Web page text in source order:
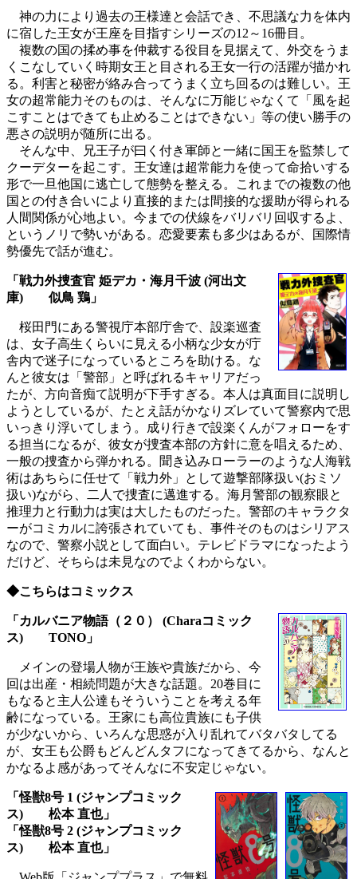
神の力により過去の王様達と会話でき、不思議な力を体内
に宿した王女が王座を目指すシリーズの12～16冊目。
複数の国の揉め事を仲裁する役目を見据えて、外交をうま
くこなしていく時期女王と目される王女一行の活躍が描かれ
る。利害と秘密が絡み合ってうまく立ち回るのは難しい。王
女の超常能力そのものは、そんなに万能じゃなくて「風を起
こすことはできても止めることはできない」等の使い勝手の
悪さの説明が随所に出る。
そんな中、兄王子が曰く付き軍師と一緒に国王を監禁して
クーデターを起こす。王女達は超常能力を使って命拾いする
形で一旦他国に逃亡して態勢を整える。これまでの複数の他
国との付き合いにより直接的または間接的な援助が得られる
人間関係が心地よい。今までの伏線をバリバリ回収するよ、
というノリで勢いがある。恋愛要素も多少はあるが、国際情
勢優先で話が進む。
「戦力外捜査官 姫デカ・海月千波 (河出文
庫) 似鳥 鶏」
桜田門にある警視庁本部庁舎で、設楽巡査
は、女子高生くらいに見える小柄な少女が庁
舎内で迷子になっているところを助ける。な
んと彼女は「警部」と呼ばれるキャリアだっ
たが、方向音痴て説明が下手すぎる。本人は真面目に説明し
ようとしているが、たとえ話がかなりズレていて警察内で思
いっきり浮いてしまう。成り行きで設楽くんがフォローをす
る担当になるが、彼女が捜査本部の方針に意を唱えるため、
一般の捜査から弾かれる。聞き込みローラーのような人海戦
術はあちらに任せて「戦力外」として遊撃部隊扱い(おミソ
扱い)ながら、二人で捜査に邁進する。海月警部の観察眼と
推理力と行動力は実は大したものだった。警部のキャラクタ
ーがコミカルに誇張されていても、事件そのものはシリアス
なので、警察小説として面白い。テレビドラマになったよう
だけど、そちらは未見なのでよくわからない。
◆こちらはコミックス
「カルバニア物語（２０） (Charaコミック
ス) TONO」
メインの登場人物が王族や貴族だから、今
回は出産・相続問題が大きな話題。20巻目に
もなると主人公達もそういうことを考える年
齢になっている。王家にも高位貴族にも子供
が少ないから、いろんな思惑が入り乱れてバタバタしてる
が、女王も公爵もどんどんタフになってきてるから、なんと
かなるよ感があってそんなに不安定じゃない。
「怪獣8号 1 (ジャンプコミック
ス) 松本 直也」
「怪獣8号 2 (ジャンプコミック
ス) 松本 直也」